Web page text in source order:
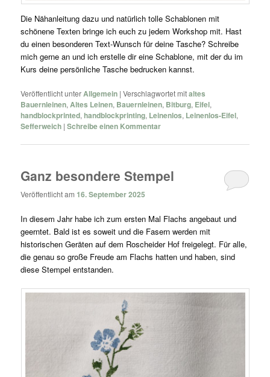
Die Nähanleitung dazu und natürlich tolle Schablonen mit
schönene Texten bringe ich euch zu jedem Workshop mit. Hast
du einen besonderen Text-Wunsch für deine Tasche? Schreibe
mich gerne an und ich erstelle dir eine Schablone, mit der du im
Kurs deine persönliche Tasche bedrucken kannst.
Veröffentlicht unterAllgemein |Verschlagwortet mitaltes
Bauernleinen, Altes Leinen, Bauernleinen, Bitburg, Eifel,
handblockprinted, handblockprinting, Leinenlos, Leinenlos-Eifel,
Sefferweich |Schreibe einen Kommentar
Ganz besondere Stempel
Veröffentlicht am 16. September 2025
In diesem Jahr habe ich zum ersten Mal Flachs angebaut und
geerntet. Bald ist es soweit und die Fasern werden mit
historischen Geräten auf dem Roscheider Hof freigelegt. Für alle,
die genau so große Freude am Flachs hatten und haben, sind
diese Stempel entstanden.